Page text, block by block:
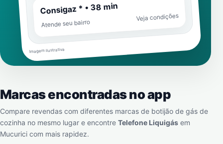
Consigaz * • 38 min
Atende seu bairro
Veja condições
Imagem ilustrativa
Marcas encontradas no app
Compare revendas com diferentes marcas de botijão de gás de
cozinha no mesmo lugar e encontre Telefone Liquigás em
Mucurici com mais rapidez.